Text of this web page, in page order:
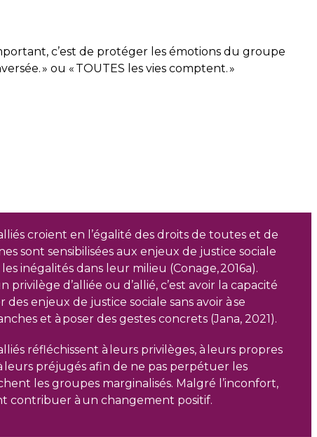
c’est de protéger les émotions du groupe
» ou « TOUTES les vies comptent. »
croient en l’égalité des droits de toutes et de
sont sensibilisées aux enjeux de justice sociale
inégalités dans leur milieu (Conage, 2016a).
privilège d’alliée ou d’allié, c’est avoir la capacité
enjeux de justice sociale sans avoir à se
et à poser des gestes concrets (Jana, 2021).
réfléchissent à leurs privilèges, à leurs propres
leurs préjugés afin de ne pas perpétuer les
les groupes marginalisés. Malgré l’inconfort,
contribuer à un changement positif.